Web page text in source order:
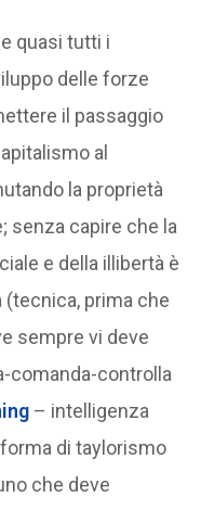
quasi tutti i
delle forze
il passaggio
al
la proprietà
senza capire che la
e della illibertà è
prima che
sempre vi deve
comanda-controlla
– intelligenza
di taylorismo
che deve